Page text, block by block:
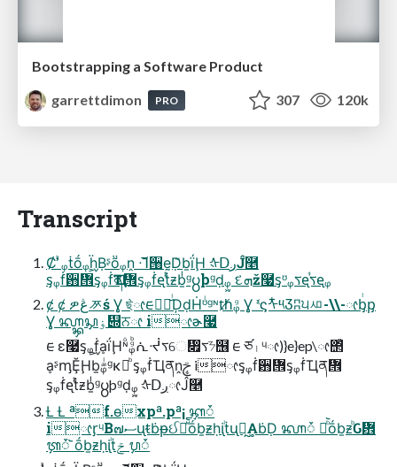
Bootstrapping a Software Product
garrettdimon
PRO 307 120k
Transcript
Ȼ ᷎ᷣᵩṫṓᵩḧ᷿Ḅᶳṏᵩṋ ᒬ᷄੘ḛḌ᷑ḇḯḨ ᡧᗞږĴ࿥
ᶊᵩḟ਻᝞ᶊᵩḟҴན᝞ᶊᵩḟᶒᷝṫᷦᵶḇᷝᶢ႘þᶢḍᵩ᷿ દܗž࿧ᶊᶷᵩᰛᶒᷬᰛᶒᵩ
ȼ ȼ ዎڠᅏś Ɣ ছ̀ᰦᰀ᱃ᰦ᷈ᷝḐḍḢᶷᷝᶢᶰᵺᵩᷚ Ɣ ᓫϛᡮ༥Ჳʭ੫ᄱ-\\-ᰦᶀᷝᶈ
Ɣ ᭆ᭄ᭅᭊۏ᭍ਨᰦ iᰦɚ࿧
ᰀ ɛ࿧ᶊᵩḟ᷿ḁḯḨᶰᷳᵩᷚᷨᕇᔷᰛେ჏ᰛᜢ຦ ᰀ ཙᛧᶣᰦ)}e}ep\ᰦ΢ᷙ
ḁᶳᶆḜḨḇᵩᷔᷝᶢĸତᷨ ᶊᵩḟҴནṋࢢܷ iᰦᶊᵩḟ਻᝞ᶊᵩḟҴན᝞
ᶊᵩḟᶒᷝṫᷦᵶḇᷝᶢ႘þᶢḍᵩ᷿ ᡧᗞږᰦĴ࿥
Ƚ Ƚ ªf.ɵxpª.pª¡ ᭅᮩ
iᰦᶉᶣΒ๗ސᶙᵵḃᵽઈᚡᷟ᷅ṓḇᵶḥᶖᷝṫᶙᕯ᷐ḀḃḌ ᭆᮩ ပᷨ᷅ṓḇᵶᷨԌ᜾
ᭇᮩ ᷅ṓḇᵶḥᶖᷝṫݗ ᭈᮩ